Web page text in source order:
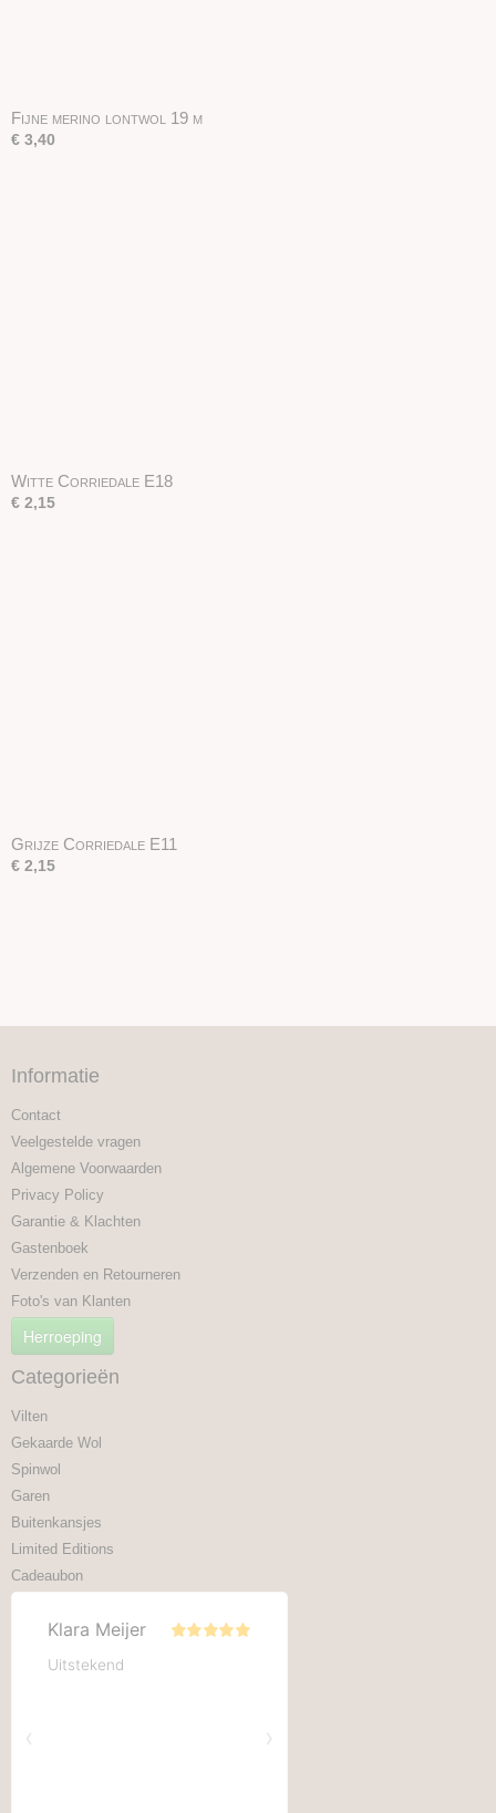
Fijne merino lontwol 19 µ
€ 3,40
Witte Corriedale E18
€ 2,15
Grijze Corriedale E11
€ 2,15
Informatie
Contact
Veelgestelde vragen
Algemene Voorwaarden
Privacy Policy
Garantie & Klachten
Gastenboek
Verzenden en Retourneren
Foto's van Klanten
Herroeping
Categorieën
Vilten
Gekaarde Wol
Spinwol
Garen
Buitenkansjes
Limited Editions
Cadeaubon